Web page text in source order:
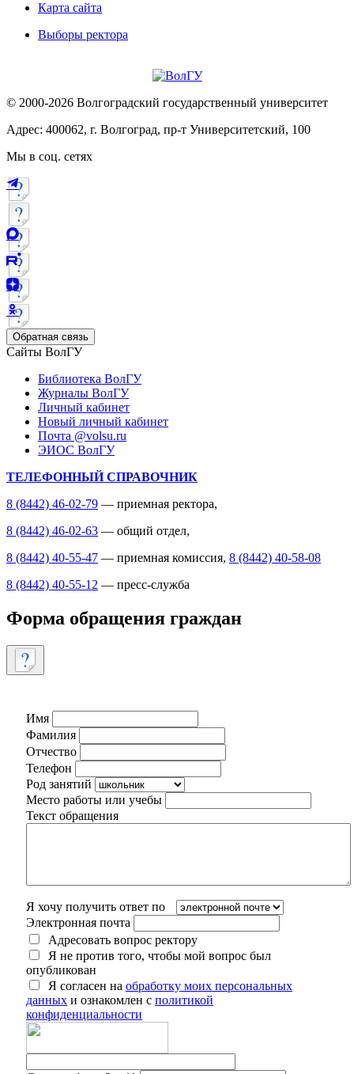
Карта сайта
Выборы ректора
© 2000-2026 Волгоградский государственный университет
Адрес: 400062, г. Волгоград, пр-т Университетский, 100
Мы в соц. сетях
Обратная связь
Сайты ВолГУ
Библиотека ВолГУ
Журналы ВолГУ
Личный кабинет
Новый личный кабинет
Почта @volsu.ru
ЭИОС ВолГУ
ТЕЛЕФОННЫЙ СПРАВОЧНИК
8 (8442) 46-02-79 — приемная ректора,
8 (8442) 46-02-63 — общий отдел,
8 (8442) 40-55-47 — приемная комиссия, 8 (8442) 40-58-08
8 (8442) 40-55-12 — пресс-служба
Форма обращения граждан
Имя
Фамилия
Отчество
Телефон
Род занятий
Место работы или учебы
Текст обращения
Я хочу получить ответ по
Электронная почта
Адресовать вопрос ректору
Я не против того, чтобы мой вопрос был
опубликован
Я согласен на обработку моих персональных
данных и ознакомлен с политикой
конфиденциальности